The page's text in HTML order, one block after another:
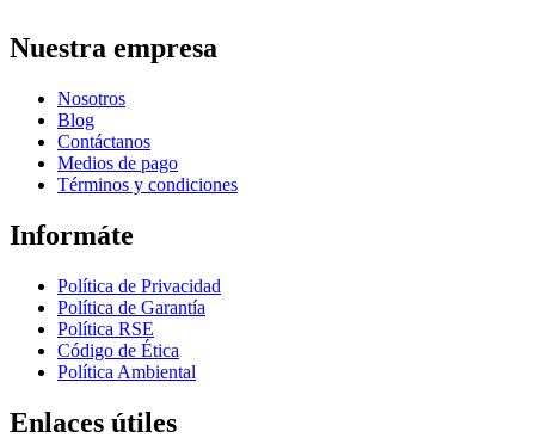
Nuestra empresa
Nosotros
Blog
Contáctanos
Medios de pago
Términos y condiciones
Informáte
Política de Privacidad
Política de Garantía
Política RSE
Código de Ética
Política Ambiental
Enlaces útiles